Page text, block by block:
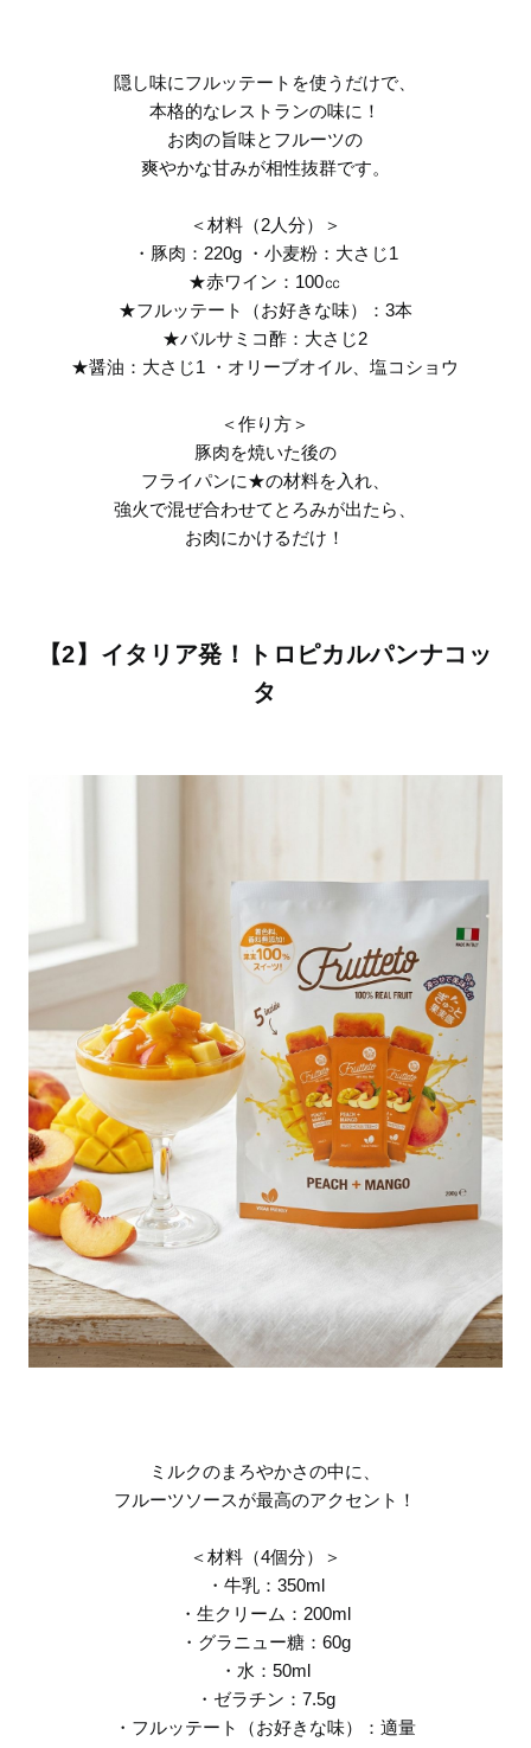
隠し味にフルッテートを使うだけで、
本格的なレストランの味に！
お肉の旨味とフルーツの
爽やかな甘みが相性抜群です。
＜材料（2人分）＞
・豚肉：220g ・小麦粉：大さじ1
★赤ワイン：100㏄
★フルッテート（お好きな味）：3本
★バルサミコ酢：大さじ2
★醤油：大さじ1 ・オリーブオイル、塩コショウ
＜作り方＞
豚肉を焼いた後の
フライパンに★の材料を入れ、
強火で混ぜ合わせてとろみが出たら、
お肉にかけるだけ！
【2】イタリア発！トロピカルパンナコッ
タ
ミルクのまろやかさの中に、
フルーツソースが最高のアクセント！
＜材料（4個分）＞
・牛乳：350ml
・生クリーム：200ml
・グラニュー糖：60g
・水：50ml
・ゼラチン：7.5g
・フルッテート（お好きな味）：適量